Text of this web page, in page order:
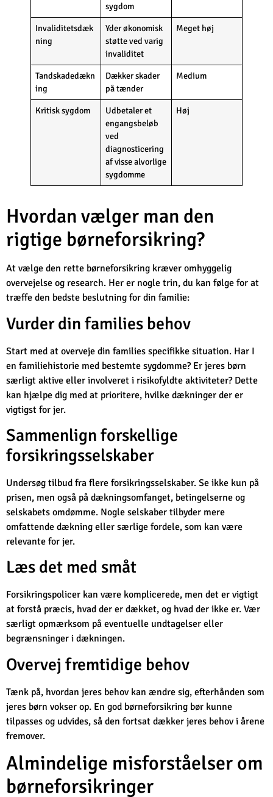
sygdom
Invaliditetsdæk
ning
Yder økonomisk
støtte ved varig
invaliditet
Meget høj
Tandskadedækn
ing
Dækker skader
på tænder
Medium
Kritisk sygdom
Udbetaler et
engangsbeløb
ved
diagnosticering
af visse alvorlige
sygdomme
Høj
Hvordan vælger man den
rigtige børneforsikring?
At vælge den rette børneforsikring kræver omhyggelig
overvejelse og research. Her er nogle trin, du kan følge for at
træffe den bedste beslutning for din familie:
Vurder din families behov
Start med at overveje din families specifikke situation. Har I
en familiehistorie med bestemte sygdomme? Er jeres børn
særligt aktive eller involveret i risikofyldte aktiviteter? Dette
kan hjælpe dig med at prioritere, hvilke dækninger der er
vigtigst for jer.
Sammenlign forskellige
forsikringsselskaber
Undersøg tilbud fra flere forsikringsselskaber. Se ikke kun på
prisen, men også på dækningsomfanget, betingelserne og
selskabets omdømme. Nogle selskaber tilbyder mere
omfattende dækning eller særlige fordele, som kan være
relevante for jer.
Læs det med småt
Forsikringspolicer kan være komplicerede, men det er vigtigt
at forstå præcis, hvad der er dækket, og hvad der ikke er. Vær
særligt opmærksom på eventuelle undtagelser eller
begrænsninger i dækningen.
Overvej fremtidige behov
Tænk på, hvordan jeres behov kan ændre sig, efterhånden som
jeres børn vokser op. En god børneforsikring bør kunne
tilpasses og udvides, så den fortsat dækker jeres behov i årene
fremover.
Almindelige misforståelser om
børneforsikringer